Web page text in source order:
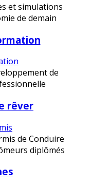
et simulations
de demain
de
rêver
de Conduire
diplômés